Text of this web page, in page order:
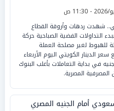
شهدت ردهات وأروقة القطاع
التداولات الفضية الصباحية حركة
للهبوط لغير مصلحة العملة
سعر الدينار الكويتي اليوم الأربعاء
أمام الجنيه في بداية التعاملات بأغلب البنوك
المصرية.
أمام الجنيه المصري